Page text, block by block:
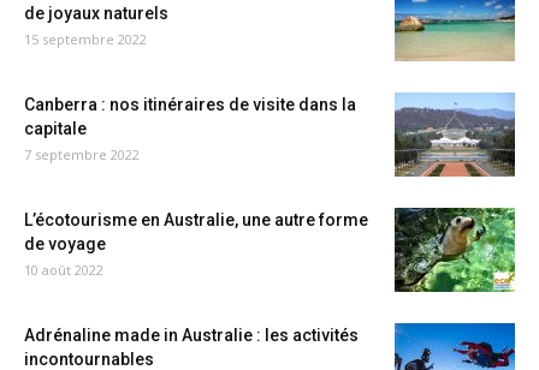
de joyaux naturels
15 septembre 2022
Canberra : nos itinéraires de visite dans la
capitale
7 septembre 2022
L’écotourisme en Australie, une autre forme
de voyage
10 août 2022
Adrénaline made in Australie : les activités
incontournables